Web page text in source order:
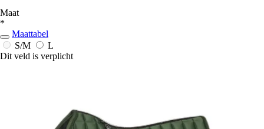
Maat
*
Maattabel
S/M
L
Dit veld is verplicht